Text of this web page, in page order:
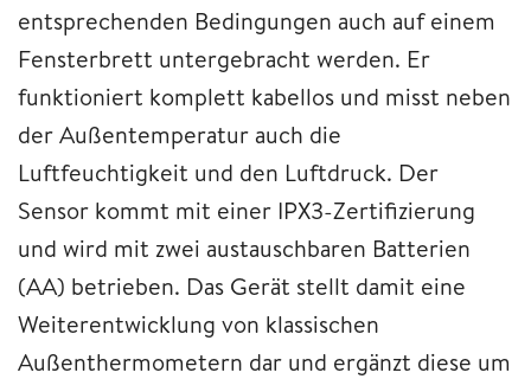
entsprechenden Bedingungen auch auf einem
Fensterbrett untergebracht werden. Er
funktioniert komplett kabellos und misst neben
der Außentemperatur auch die
Luftfeuchtigkeit und den Luftdruck. Der
Sensor kommt mit einer IPX3-Zertifizierung
und wird mit zwei austauschbaren Batterien
(AA) betrieben. Das Gerät stellt damit eine
Weiterentwicklung von klassischen
Außenthermometern dar und ergänzt diese um